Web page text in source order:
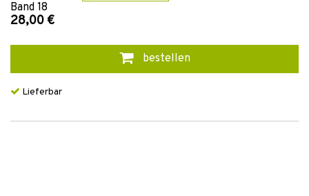
Band 18
28,00 €
bestellen
Lieferbar